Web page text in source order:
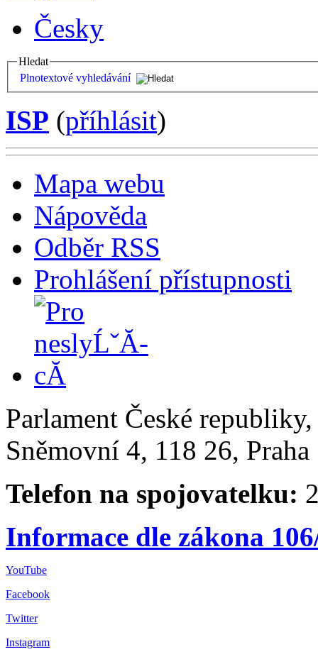
Česky
Hledat
Plnotextové vyhledávání
ISP (příhlásit)
Mapa webu
Nápověda
Odběr RSS
Prohlášení přístupnosti
Parlament České
Sněmovní 4, 118 26,
Telefon na spojovatelku:
Informace dle zákona
YouTube
Facebook
Twitter
Instagram